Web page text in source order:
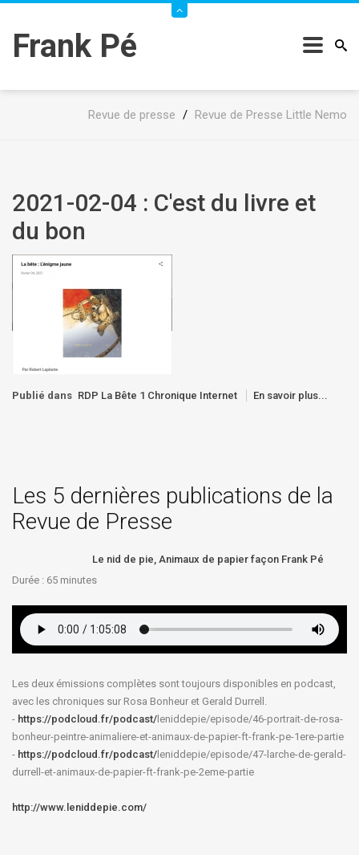
Frank Pé
Revue de presse / Revue de Presse Little Nemo
2021-02-04 : C'est du livre et
du bon
Publié dans RDP La Bête 1 Chronique Internet En savoir plus...
Les 5 dernières publications de la
Revue de Presse
Le nid de pie, Animaux de papier façon Frank Pé
Durée : 65 minutes
Les deux émissions complètes sont toujours disponibles en podcast,
avec les chroniques sur Rosa Bonheur et Gerald Durrell.
- https://podcloud.fr/podcast/ leniddepie/episode/46-portrait-de-rosa-
bonheur-peintre-animaliere-et-animaux-de-papier-ft-frank-pe-1ere-partie
- https://podcloud.fr/podcast/ leniddepie/episode/47-larche-de-gerald-
durrell-et-animaux-de-papier-ft-frank-pe-2eme-partie
http://www.leniddepie.com/